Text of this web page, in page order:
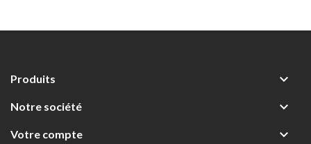
Produits 
Notre société 
Votre compte 